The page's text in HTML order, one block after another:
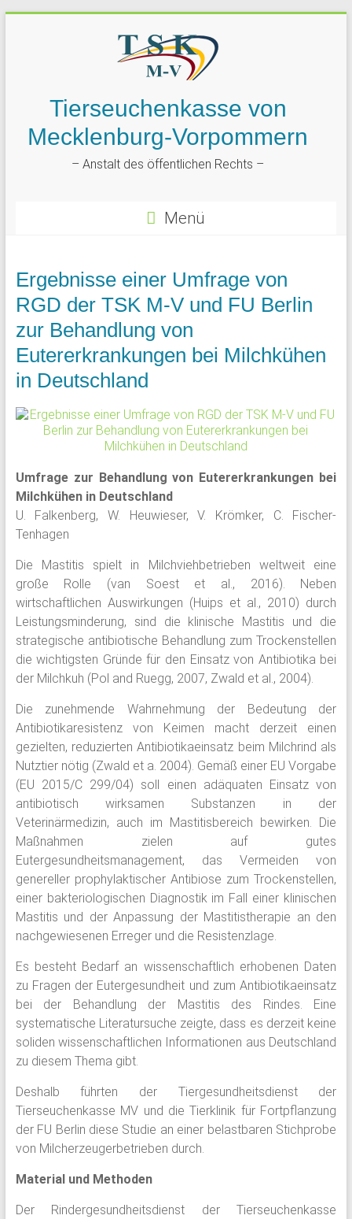
Tierseuchenkasse von
Mecklenburg-Vorpommern
– Anstalt des öffentlichen Rechts –
Menü
Ergebnisse einer Umfrage von
RGD der TSK M-V und FU Berlin
zur Behandlung von
Eutererkrankungen bei Milchkühen
in Deutschland
Umfrage zur Behandlung von Eutererkrankungen bei
Milchkühen in Deutschland
U. Falkenberg, W. Heuwieser, V. Krömker, C. Fischer-
Tenhagen
Die Mastitis spielt in Milchviehbetrieben weltweit eine
große Rolle (van Soest et al., 2016). Neben
wirtschaftlichen Auswirkungen (Huips et al., 2010) durch
Leistungsminderung, sind die klinische Mastitis und die
strategische antibiotische Behandlung zum Trockenstellen
die wichtigsten Gründe für den Einsatz von Antibiotika bei
der Milchkuh (Pol and Ruegg, 2007, Zwald et al., 2004).
Die zunehmende Wahrnehmung der Bedeutung der
Antibiotikaresistenz von Keimen macht derzeit einen
gezielten, reduzierten Antibiotikaeinsatz beim Milchrind als
Nutztier nötig (Zwald et a. 2004). Gemäß einer EU Vorgabe
(EU 2015/C 299/04) soll einen adäquaten Einsatz von
antibiotisch wirksamen Substanzen in der
Veterinärmedizin, auch im Mastitisbereich bewirken. Die
Maßnahmen zielen auf gutes
Eutergesundheitsmanagement, das Vermeiden von
genereller prophylaktischer Antibiose zum Trockenstellen,
einer bakteriologischen Diagnostik im Fall einer klinischen
Mastitis und der Anpassung der Mastitistherapie an den
nachgewiesenen Erreger und die Resistenzlage.
Es besteht Bedarf an wissenschaftlich erhobenen Daten
zu Fragen der Eutergesundheit und zum Antibiotikaeinsatz
bei der Behandlung der Mastitis des Rindes. Eine
systematische Literatursuche zeigte, dass es derzeit keine
soliden wissenschaftlichen Informationen aus Deutschland
zu diesem Thema gibt.
Deshalb führten der Tiergesundheitsdienst der
Tierseuchenkasse MV und die Tierklinik für Fortpflanzung
der FU Berlin diese Studie an einer belastbaren Stichprobe
von Milcherzeugerbetrieben durch.
Material und Methoden
Der Rindergesundheitsdienst der Tierseuchenkasse